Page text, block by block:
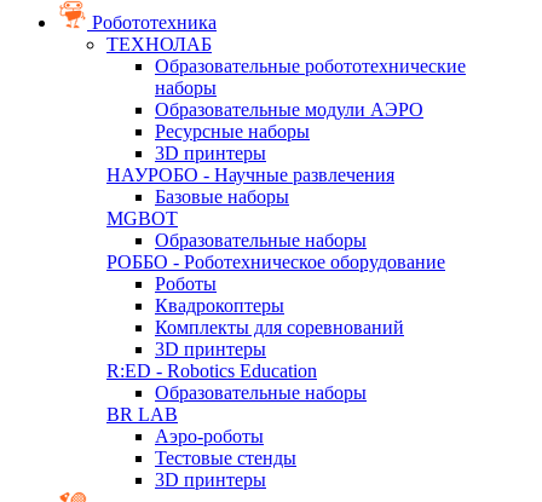
Робототехника
ТЕХНОЛАБ
Образовательные робототехнические
наборы
Образовательные модули АЭРО
Ресурсные наборы
3D принтеры
НАУРОБО - Научные развлечения
Базовые наборы
MGBOT
Образовательные наборы
РОББО - Роботехническое оборудование
Роботы
Квадрокоптеры
Комплекты для соревнований
3D принтеры
R:ED - Robotics Education
Образовательные наборы
BR LAB
Аэро-роботы
Тестовые стенды
3D принтеры